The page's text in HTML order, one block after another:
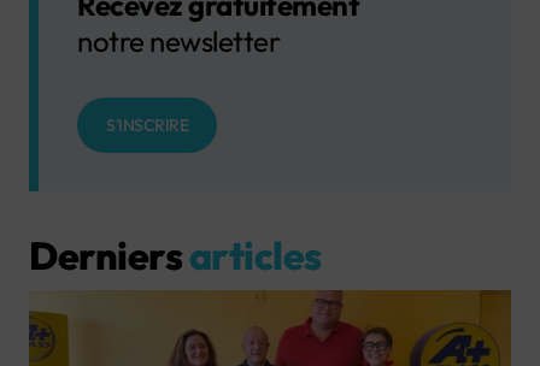
notre newsletter
S'INSCRIRE
Derniersarticles